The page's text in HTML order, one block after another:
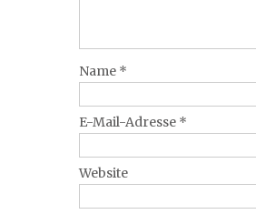
Name *
E-Mail-Adresse *
Website